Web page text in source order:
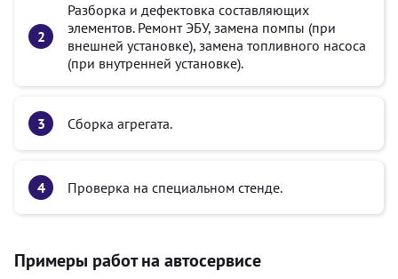
Разборка и дефектовка составляющих
элементов. Ремонт ЭБУ, замена помпы (при
внешней установке), замена топливного насоса
(при внутренней установке).
Сборка агрегата.
Проверка на специальном стенде.
Примеры работ на автосервисе